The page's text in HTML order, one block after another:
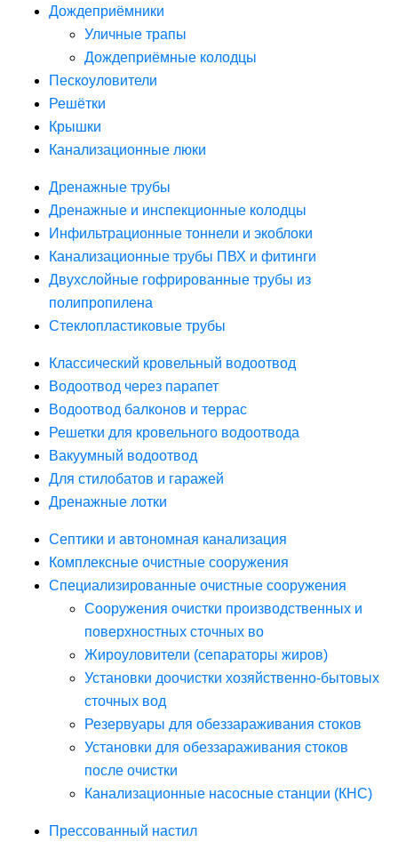
Дождеприёмники
Уличные трапы
Дождеприёмные колодцы
Пескоуловители
Решётки
Крышки
Канализационные люки
Дренажные трубы
Дренажные и инспекционные колодцы
Инфильтрационные тоннели и экоблоки
Канализационные трубы ПВХ и фитинги
Двухслойные гофрированные трубы из
полипропилена
Стеклопластиковые трубы
Классический кровельный водоотвод
Водоотвод через парапет
Водоотвод балконов и террас
Решетки для кровельного водоотвода
Вакуумный водоотвод
Для стилобатов и гаражей
Дренажные лотки
Септики и автономная канализация
Комплексные очистные сооружения
Специализированные очистные сооружения
Сооружения очистки производственных и
поверхностных сточных во
Жироуловители (сепараторы жиров)
Установки доочистки хозяйственно-бытовых
сточных вод
Резервуары для обеззараживания стоков
Установки для обеззараживания стоков
после очистки
Канализационные насосные станции (КНС)
Прессованный настил